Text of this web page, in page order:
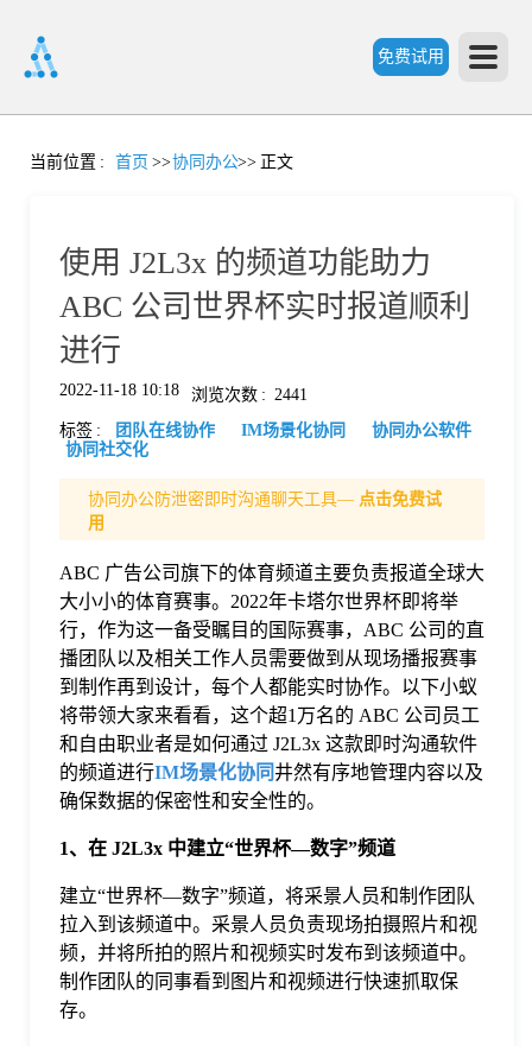
免费试用
首
价
格
常
见
当前位置 : 首页 >>协同办公>> 正文
使用 J2L3x 的频道功能助力
ABC 公司世界杯实时报道顺利
进行
2022-11-18 10:18 浏览次数 : 2441
标签 : 团队在线协作 IM场景化协同
协同办公软件
协同社交化
协同办公防泄密即时沟通聊天工具— 点击免费试
用
ABC 广告公司旗下的体育频道主要负责报道全球大
大小小的体育赛事。2022年卡塔尔世界杯即将举
行，作为这一备受瞩目的国际赛事，ABC 公司的直
播团队以及相关工作人员需要做到从现场播报赛事
到制作再到设计，每个人都能实时协作。以下小蚁
将带领大家来看看，这个超1万名的 ABC 公司员工
和自由职业者是如何通过 J2L3x 这款即时沟通软件
的频道进行IM场景化协同 井然有序地管理内容以及
确保数据的保密性和安全性的。
1、在 J2L3x 中建立“世界杯—数字”频道
建立“世界杯—数字”频道，将采景人员和制作团队
拉入到该频道中。采景人员负责现场拍摄照片和视
频，并将所拍的照片和视频实时发布到该频道中。
制作团队的同事看到图片和视频进行快速抓取保
存。